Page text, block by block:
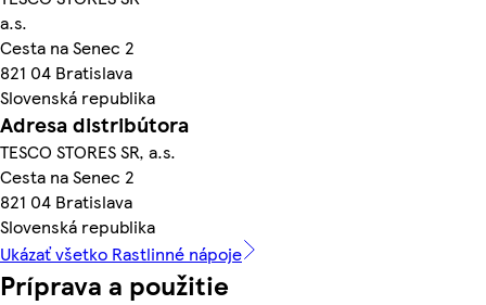
a.s.
Cesta na Senec 2
821 04 Bratislava
Slovenská republika
Adresa distribútora
TESCO STORES SR, a.s.
Cesta na Senec 2
821 04 Bratislava
Slovenská republika
Ukázať všetko Rastlinné nápoje
Príprava a použitie